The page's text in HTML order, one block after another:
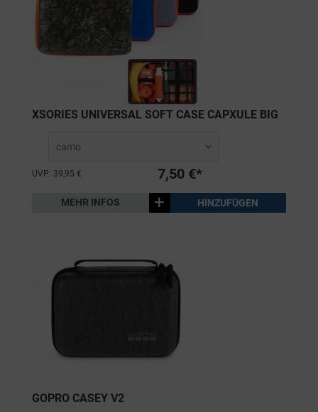
XSORIES UNIVERSAL SOFT CASE CAPXULE BIG
UVP: 39,95 € 7,50 €*
MEHR INFOS + HINZUFÜGEN
GOPRO CASEY V2